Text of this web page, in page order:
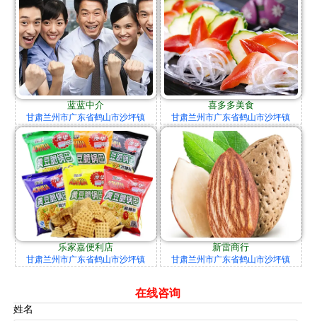
蓝蓝中介
甘肃兰州市广东省鹤山市沙坪镇
喜多多美食
甘肃兰州市广东省鹤山市沙坪镇
乐家嘉便利店
甘肃兰州市广东省鹤山市沙坪镇
新雷商行
甘肃兰州市广东省鹤山市沙坪镇
在线咨询
姓名